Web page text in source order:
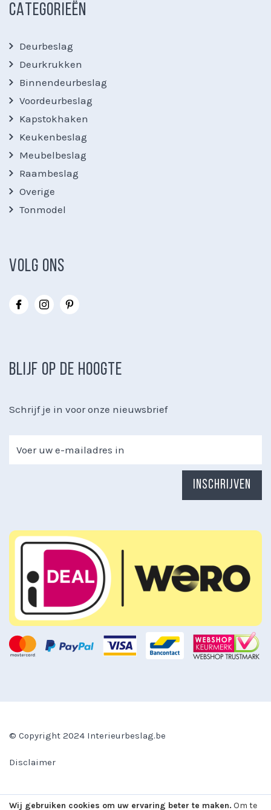
Wij gebruiken cookies om uw ervaring beter te maken. Om te
CATEGORIEËN
Deurbeslag
Deurkrukken
Binnendeurbeslag
Voordeurbeslag
Kapstokhaken
Keukenbeslag
Meubelbeslag
Raambeslag
Overige
Tonmodel
VOLG ONS
BLIJF OP DE HOOGTE
Schrijf je in voor onze nieuwsbrief
Inschrijven
© Copyright 2024 Interieurbeslag.be
Disclaimer
Algemene voorwaarden